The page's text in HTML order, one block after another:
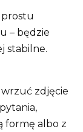
prostu
– będzie
stabilne.
wrzuć zdjęcie
formę albo z